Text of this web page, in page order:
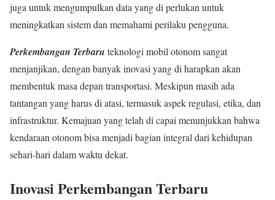
juga untuk mengumpulkan data yang di perlukan untuk
meningkatkan sistem dan memahami perilaku pengguna.
Perkembangan Terbaru teknologi mobil otonom sangat
menjanjikan, dengan banyak inovasi yang di harapkan akan
membentuk masa depan transportasi. Meskipun masih ada
tantangan yang harus di atasi, termasuk aspek regulasi, etika, dan
infrastruktur. Kemajuan yang telah di capai menunjukkan bahwa
kendaraan otonom bisa menjadi bagian integral dari kehidupan
sehari-hari dalam waktu dekat.
Inovasi Perkembangan Terbaru